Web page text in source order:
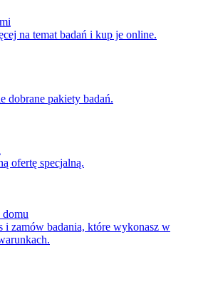
na temat badań i kup je online.
dobrane pakiety badań.
ofertę specjalną.
i zamów badania, które wykonasz w